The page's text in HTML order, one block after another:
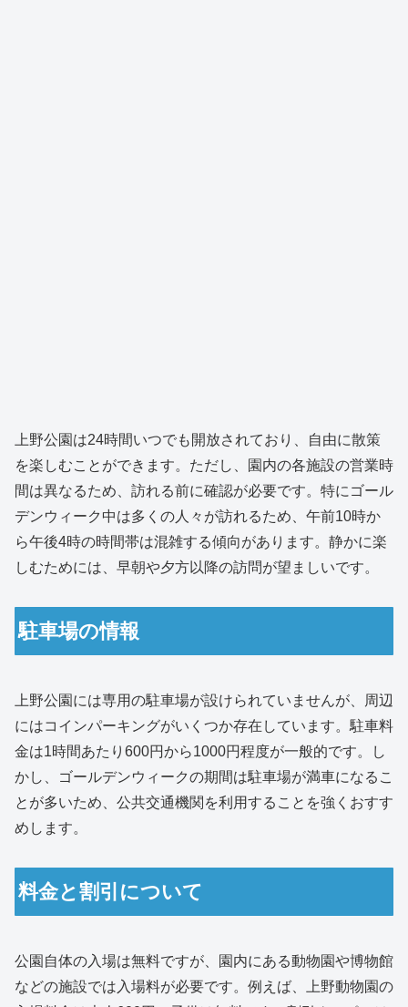
上野公園は24時間いつでも開放されており、自由に散策
を楽しむことができます。ただし、園内の各施設の営業時
間は異なるため、訪れる前に確認が必要です。特にゴール
デンウィーク中は多くの人々が訪れるため、午前10時か
ら午後4時の時間帯は混雑する傾向があります。静かに楽
しむためには、早朝や夕方以降の訪問が望ましいです。
駐車場の情報
上野公園には専用の駐車場が設けられていませんが、周辺
にはコインパーキングがいくつか存在しています。駐車料
金は1時間あたり600円から1000円程度が一般的です。し
かし、ゴールデンウィークの期間は駐車場が満車になるこ
とが多いため、公共交通機関を利用することを強くおすす
めします。
料金と割引について
公園自体の入場は無料ですが、園内にある動物園や博物館
などの施設では入場料が必要です。例えば、上野動物園の